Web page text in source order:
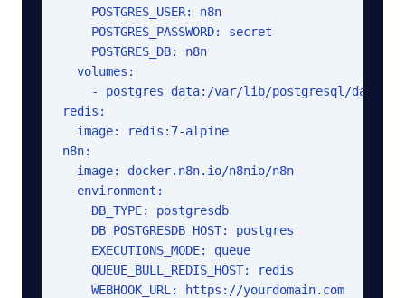
      POSTGRES_USER: n8n
      POSTGRES_PASSWORD: secret
      POSTGRES_DB: n8n
    volumes:
      - postgres_data:/var/lib/postgresql/data
  redis:
    image: redis:7-alpine
  n8n:
    image: docker.n8n.io/n8nio/n8n
    environment:
      DB_TYPE: postgresdb
      DB_POSTGRESDB_HOST: postgres
      EXECUTIONS_MODE: queue
      QUEUE_BULL_REDIS_HOST: redis
      WEBHOOK_URL: https://yourdomain.com